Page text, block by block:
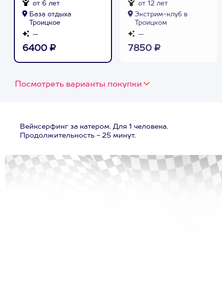
от 6 лет
База отдыха
Троицкое
—
6400 ₽
от 12 лет
Экстрим-клуб в
Троицком
—
7850 ₽
Посмотреть варианты покупки
Вейксерфинг за катером. Для 1 человека.
Продолжительность - 25 минут.